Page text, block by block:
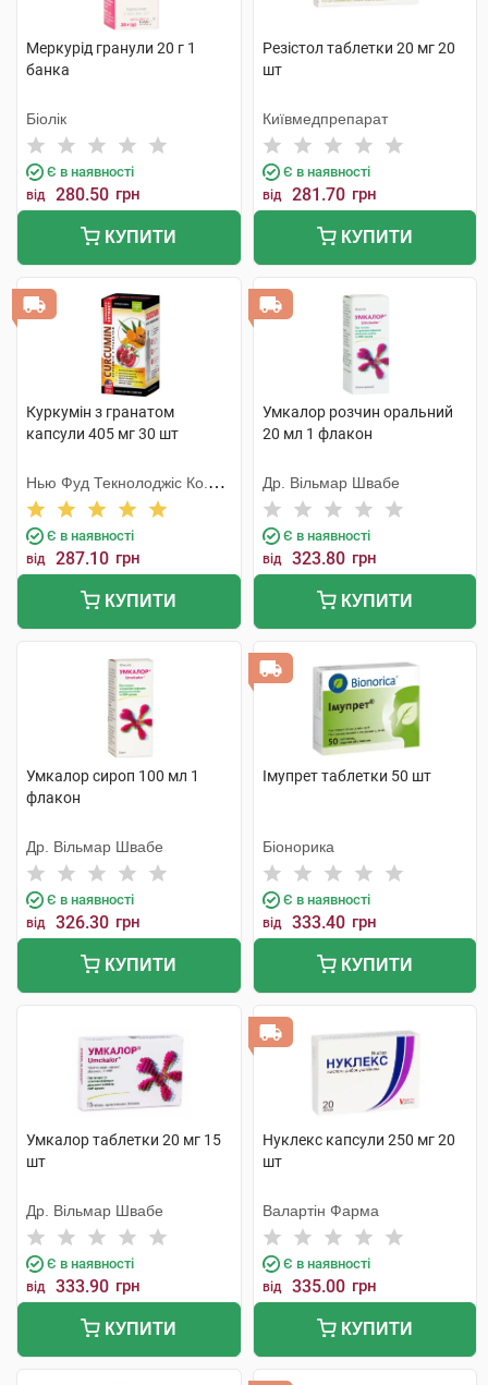
Меркурід гранули 20 г 1
банка
Біолік
Є в наявності
від 280.50 грн
КУПИТИ
Резістол таблетки 20 мг 20
шт
Київмедпрепарат
Є в наявності
від 281.70 грн
КУПИТИ
Куркумін з гранатом
капсули 405 мг 30 шт
Нью Фуд Текнолоджіс Ко.
Лтд
Є в наявності
від 287.10 грн
КУПИТИ
Умкалор розчин оральний
20 мл 1 флакон
Др. Вільмар Швабе
Є в наявності
від 323.80 грн
КУПИТИ
Умкалор сироп 100 мл 1
флакон
Др. Вільмар Швабе
Є в наявності
від 326.30 грн
КУПИТИ
Імупрет таблетки 50 шт
Біонорика
Є в наявності
від 333.40 грн
КУПИТИ
Умкалор таблетки 20 мг 15
шт
Др. Вільмар Швабе
Є в наявності
від 333.90 грн
КУПИТИ
Нуклекс капсули 250 мг 20
шт
Валартін Фарма
Є в наявності
від 335.00 грн
КУПИТИ